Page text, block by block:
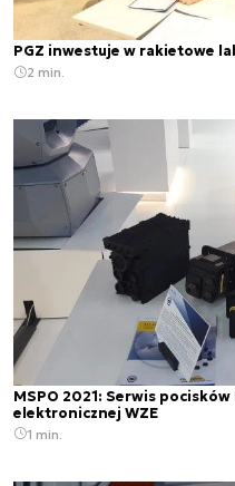
PGZ inwestuje w rakietowe
2 min.
MSPO 2021: Serwis
elektronicznej WZE
1 min.